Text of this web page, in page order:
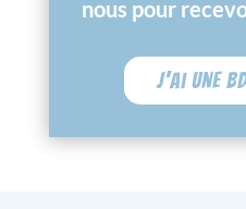
nous pour
J'ai une